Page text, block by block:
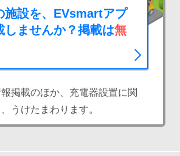
施設を、EVsmartアプ
しませんか？掲載は無
掲載のほか、充電器設置に関
うけたまわります。